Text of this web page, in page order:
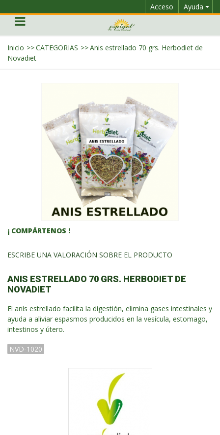
Ayuda
Acceso
Inicio >>CATEGORIAS >>Anis estrellado 70 grs. Herbodiet de
Novadiet
¡ COMPÁRTENOS !
ESCRIBE UNA VALORACIÓN SOBRE EL PRODUCTO
ANIS ESTRELLADO 70 GRS. HERBODIET DE
NOVADIET
El anís estrellado facilita la digestión, elimina gases intestinales y
ayuda a aliviar espasmos producidos en la vesícula, estomago,
intestinos y útero.
NVD-1020